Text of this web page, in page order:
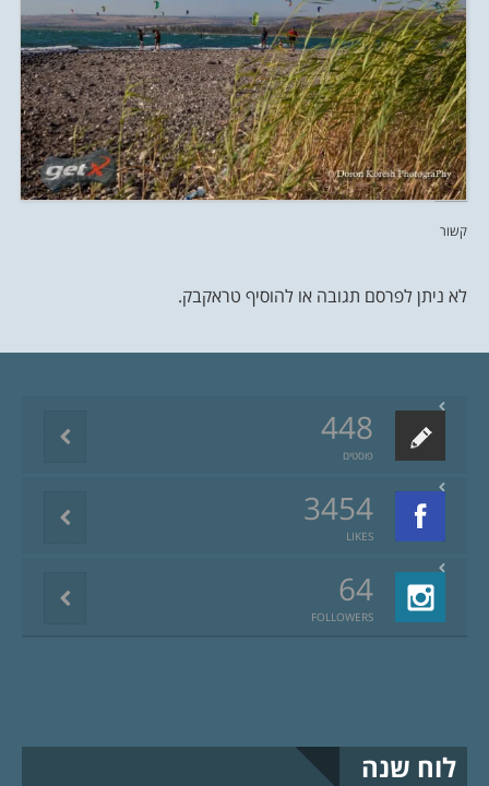
קשור
לא ניתן לפרסם תגובה או להוסיף טראקבק.
448
פוסטים
3454
LIKES
64
FOLLOWERS
לוח שנה